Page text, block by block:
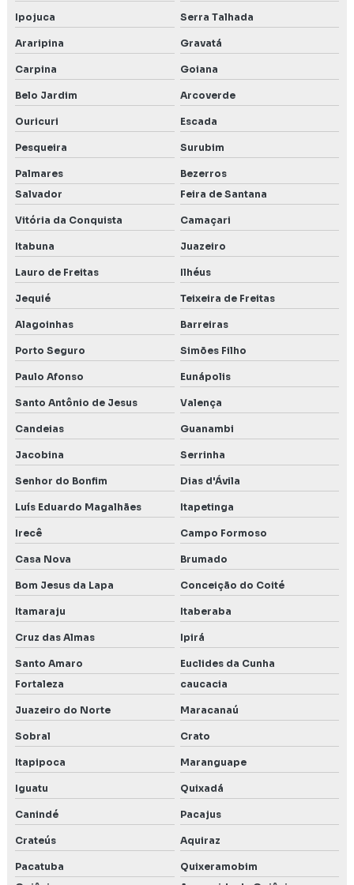
Ipojuca Serra Talhada
Araripina Gravatá
Carpina Goiana
Belo Jardim Arcoverde
Ouricuri Escada
Pesqueira Surubim
Palmares
Bezerros
Salvador
Feira de Santana
Vitória da Conquista Camaçari
Itabuna Juazeiro
Lauro de Freitas Ilhéus
Jequié Teixeira de Freitas
Alagoinhas Barreiras
Porto Seguro Simões Filho
Paulo Afonso Eunápolis
Santo Antônio de Jesus Valença
Candeias Guanambi
Jacobina Serrinha
Senhor do Bonfim Dias d'Ávila
Luís Eduardo Magalhães Itapetinga
Irecê Campo Formoso
Casa Nova Brumado
Bom Jesus da Lapa Conceição do Coité
Itamaraju Itaberaba
Cruz das Almas Ipirá
Santo Amaro
Euclides da Cunha
Fortaleza
caucacia
Juazeiro do Norte Maracanaú
Sobral Crato
Itapipoca Maranguape
Iguatu Quixadá
Canindé Pacajus
Crateús Aquiraz
Pacatuba
Quixeramobim